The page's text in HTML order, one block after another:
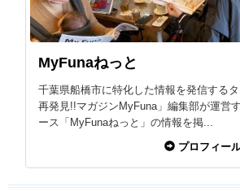
MyFunaねっと
千葉県船橋市に特化した情報を発信する
再発見!!マガジンMyFuna」編集部が運営
ース「MyFunaねっと」の情報を掲...
プロフィー